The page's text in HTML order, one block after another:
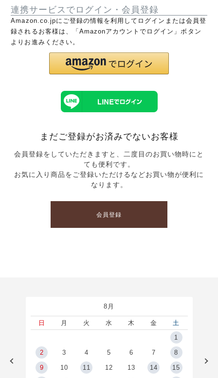
連携サービスでログイン・会員登録
Amazon.co.jpにご登録の情報を利用してログインまたは会員登
録されるお客様は、「Amazonアカウントでログイン」ボタン
よりお進みください。
まだご登録がお済みでないお客様
会員登録をしていただきますと、二度目のお買い物時にと
ても便利です。
お気に入り商品をご登録いただけるなどお買い物が便利に
なります。
会員登録
8月
日 月 火 水 木 金
土
1
2 3 4 5 6 7 8
9 10 11 12 13 14 15